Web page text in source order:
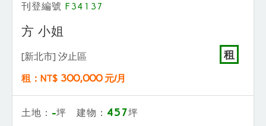
刊登編號 F34137
方 小姐
[新北市] 汐止區 租
租：NT$ 300,000 元/月
土地： -坪 建物： 457坪